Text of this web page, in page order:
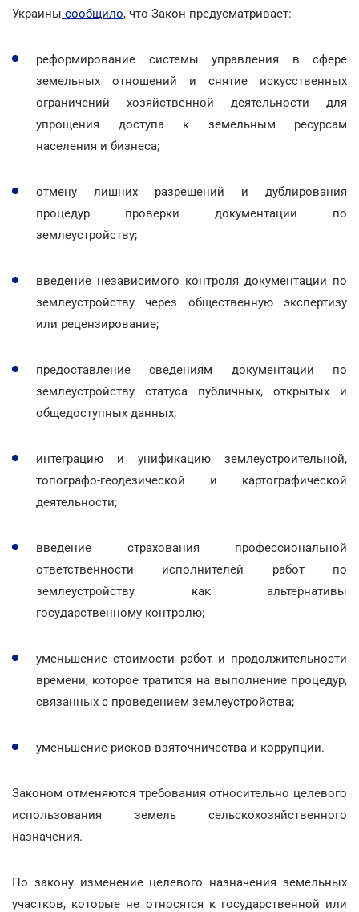
Украины сообщило, что Закон предусматривает:
реформирование системы управления в сфере
земельных отношений и снятие искусственных
ограничений хозяйственной деятельности для
упрощения доступа к земельным ресурсам
населения и бизнеса;
отмену лишних разрешений и дублирования
процедур проверки документации по
землеустройству;
введение независимого контроля документации по
землеустройству через общественную экспертизу
или рецензирование;
предоставление сведениям документации по
землеустройству статуса публичных, открытых и
общедоступных данных;
интеграцию и унификацию землеустроительной,
топографо-геодезической и картографической
деятельности;
введение страхования профессиональной
ответственности исполнителей работ по
землеустройству как альтернативы
государственному контролю;
уменьшение стоимости работ и продолжительности
времени, которое тратится на выполнение процедур,
связанных с проведением землеустройства;
уменьшение рисков взяточничества и коррупции.
Законом отменяются требования относительно целевого
использования земель сельскохозяйственного
назначения.
По закону изменение целевого назначения земельных
участков, которые не относятся к государственной или